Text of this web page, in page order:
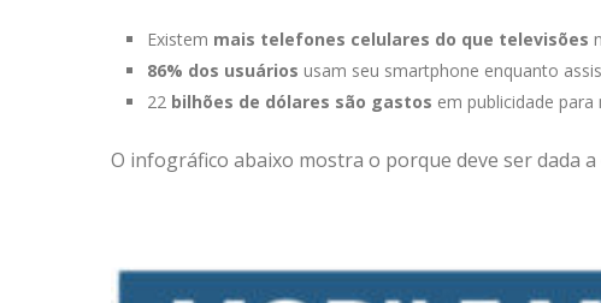
Existem mais telefones celulares do que televisões
86% dos usuários usam seu smartphone enquanto
22 bilhões de dólares são gastos em publicidade para
O infográfico abaixo mostra o porque deve ser dada